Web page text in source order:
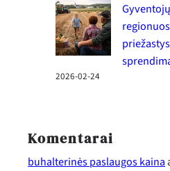
2026-02-24
Komentarai
buhalterinės paslaugos kaina